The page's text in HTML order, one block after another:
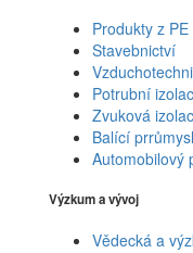
Produkty z
Stavebnictví
Potrubní
Zvuková
Balící prrůmysl
Automobilový
Výzkum a vývoj
Vědecká a